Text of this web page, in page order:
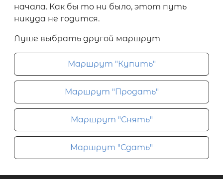
начала. Как бы то ни было, этот путь
никуда не годится.
Луше выбрать другой маршрут
Маршрут "Купить"
Маршрут "Продать"
Маршрут "Снять"
Маршрут "Сдать"